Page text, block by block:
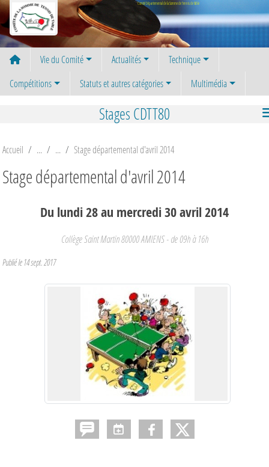
Comité Départemental de la Somme de Tennis de Table
Vie du Comité Actualités
Technique
Compétitions
Statuts et autres catégories Multimédia
Stages CDTT80
Accueil Stage départemental d'avril 2014
Stage départemental d'avril 2014
Du lundi28au mercredi30avril2014
Collège Saint Martin80000AMIENS - de 09h à 16h
Publié le 14 sept. 2017
Panneau de gestion des cookies